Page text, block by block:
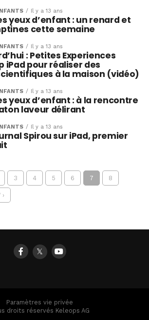
Il y a 13 ans
yeux d’enfant : un renard et
cette semaine
Il y a 13 ans
: Petites Experiences
iPad pour réaliser des
à la maison (vidéo)
Il y a 13 ans
yeux d’enfant : à la rencontre
laveur délirant
Il y a 13 ans
Spirou sur iPad, premier
3 4 5 6 7 8
𝕏
Paramètres vie privée
droits réservés Keleops AG